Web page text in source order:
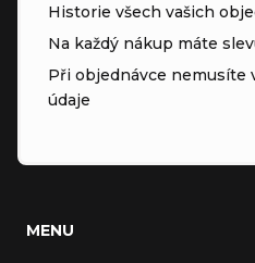
Historie všech vašich
Na každý nákup máte
Při objednávce nemusíte
údaje
MENU